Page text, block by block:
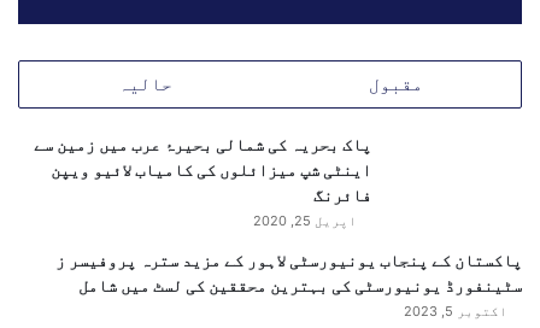
مقبول حالیہ
پاک بحریہ کی شمالی بحیرۂ عرب میں زمین سے
اینٹی شپ میزائلوں کی کامیاب لائیو ویپن
فائرنگ
اپریل 25, 2020
پاکستان کے پنجاب یونیورسٹی لاہور کے مزید سترہ پروفیسر ز
سٹینفورڈ یونیورسٹی کی بہترین محققین کی لسٹ میں شامل
اکتوبر 5, 2023